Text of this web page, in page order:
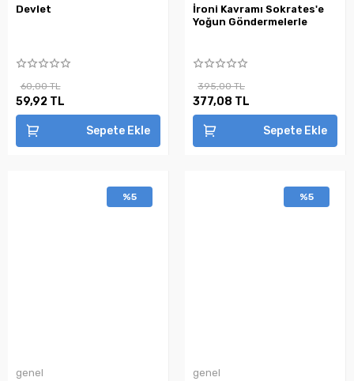
Devlet
60,00 TL
59,92 TL
Sepete Ekle
İroni Kavramı Sokrates'e
Yoğun Göndermelerle
395,00 TL
377,08 TL
Sepete Ekle
%5
genel
%5
genel